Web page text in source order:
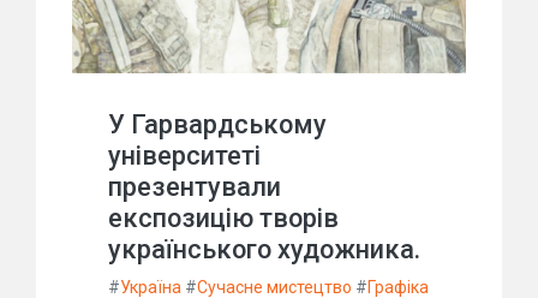
У Гарвардському
університеті
презентували
експозицію творів
українського художника.
#Україна #Сучасне мистецтво #Графіка